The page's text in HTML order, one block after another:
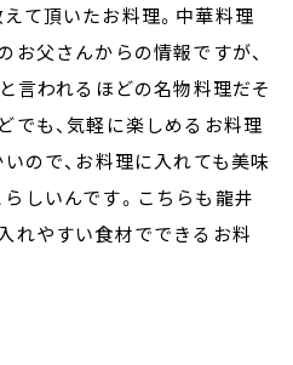
て頂いたお料理。中華料理
お父さんからの情報ですが、
と言われるほどの名物料理だそ
でも、気軽に楽しめるお料理
ので、お料理に入れても美味
しいんです。こちらも龍井
れやすい食材でできるお料